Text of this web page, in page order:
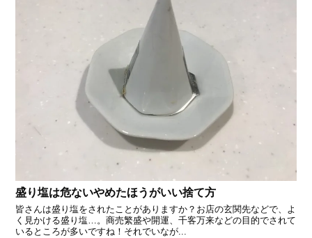
盛り塩は危ないやめたほうがいい捨て方
皆さんは盛り塩をされたことがありますか？お店の玄関先などで、よ
く見かける盛り塩…。商売繁盛や開運、千客万来などの目的でされて
いるところが多いですね！それでいなが...